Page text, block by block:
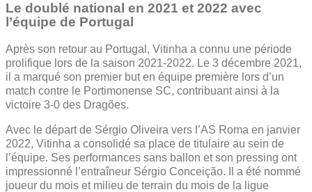
Le doublé national en 2021 et 2022 avec
l’équipe de Portugal
Après son retour au Portugal, Vitinha a connu une période
prolifique lors de la saison 2021-2022. Le 3 décembre 2021,
il a marqué son premier but en équipe première lors d’un
match contre le Portimonense SC, contribuant ainsi à la
victoire 3-0 des Dragões.
Avec le départ de Sérgio Oliveira vers l’AS Roma en janvier
2022, Vitinha a consolidé sa place de titulaire au sein de
l’équipe. Ses performances sans ballon et son pressing ont
impressionné l’entraîneur Sérgio Conceição. Il a été nommé
joueur du mois et milieu de terrain du mois de la ligue